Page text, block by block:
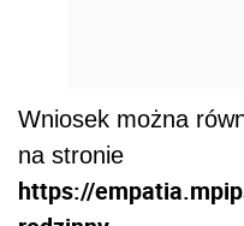
Wniosek można
na stronie
https://